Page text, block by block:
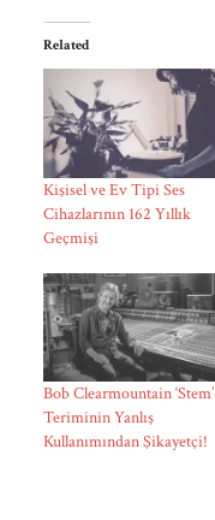
Related
Kişisel ve Ev Tipi Ses
Cihazlarının 162 Yıllık
Geçmişi
Bob Clearmountain ‘Stem’
Teriminin Yanlış
Kullanımından Şikayetçi!